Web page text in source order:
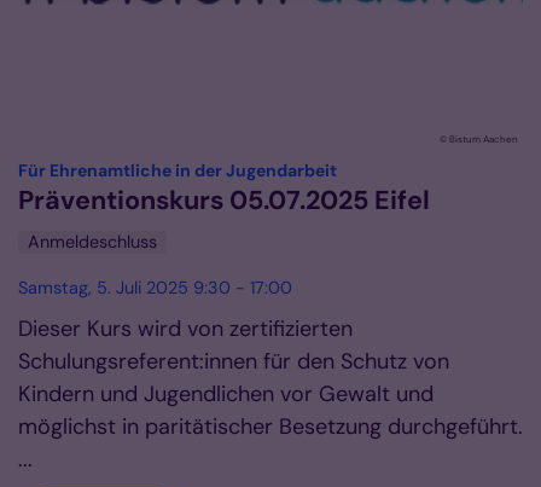
© Bistum Aachen
Für Ehrenamtliche in der Jugendarbeit:
Präventionskurs 05.07.2025 Eifel
Anmeldeschluss
Samstag, 5. Juli 2025 9:30 - 17:00
Dieser Kurs wird von zertifizierten
Schulungsreferent:innen für den Schutz von
Kindern und Jugendlichen vor Gewalt und
möglichst in paritätischer Besetzung durchgeführt.
...